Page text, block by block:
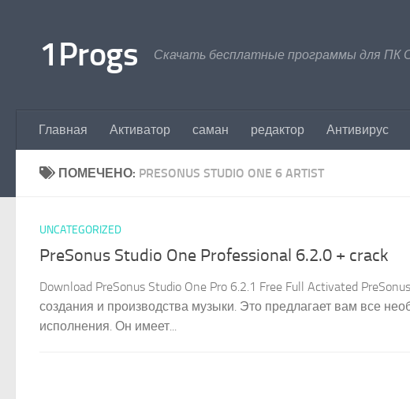
1Progs Скачать бесплатные программы для ПК
Главная Активатор саман редактор Антивирус
ПОМЕЧЕНО: PRESONUS STUDIO ONE 6 ARTIST
UNCATEGORIZED
PreSonus Studio One Professional 6.2.0 + crack
Download PreSonus Studio One Pro 6.2.1 Free Full Activated
создания и производства музыки. Это предлагает вам все
исполнения. Он имеет...